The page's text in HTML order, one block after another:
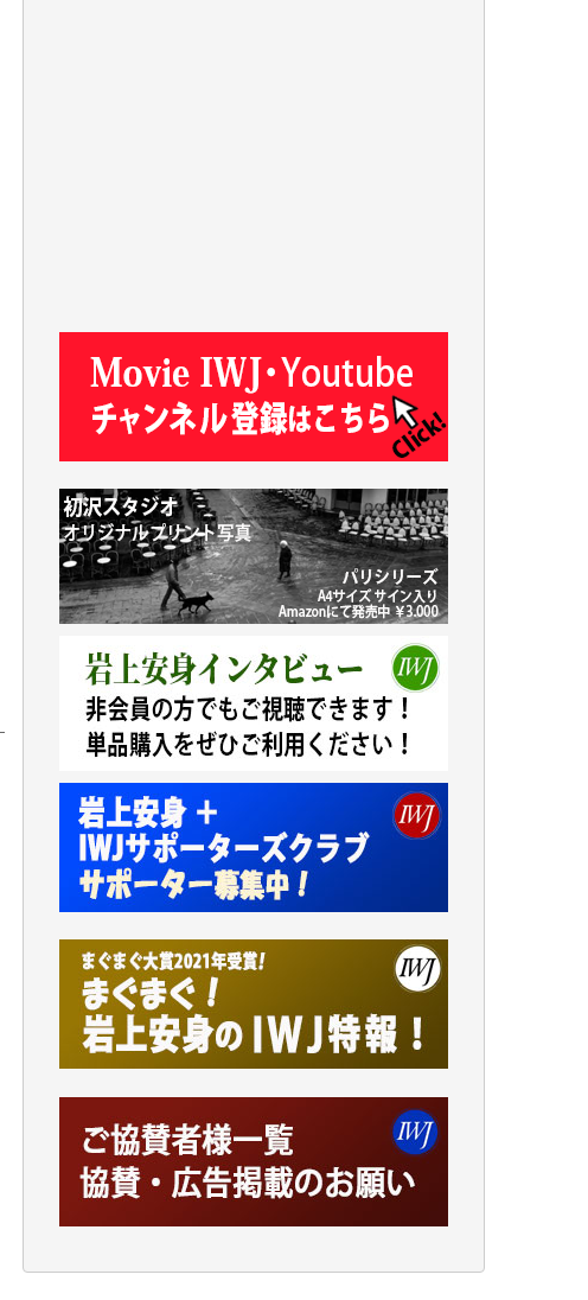
T.K. 様
ASAKO TAKAESU 様
マシオン恵美香 様
平野智生 様
徳山匡 様
金 盛起 様
塩川 晃平 様
松本益美 様
井出 隆太 様
岩井祐子 様
藤田英之 様
藤岡比左志 様
井出 隆太 様
アオキカナメ 様
諸般の事情によりIWJ会費払えず今は非会員
です。市民側に立つ講演会にIWJのカメラマ
ンをよく拝見しております。コンテンツが失
お役立てください。（H.O.様）
今日、僅かですがカンパしました。（T.M.
様）
今日、僅かですがカンパしました。IWJの危
機を乗り切るには到底及ばない額ですが病気
の妻を抱えている私にとっては精一杯のカン
パです。
かねてよりIWJが発してきた膨大な取材記事